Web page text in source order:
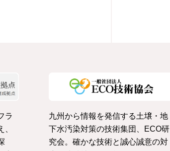
ラ
九州から情報を発信する土壌・地
下水汚染対策の技術集団、ECO研
究会。確かな技術と誠心誠意の対